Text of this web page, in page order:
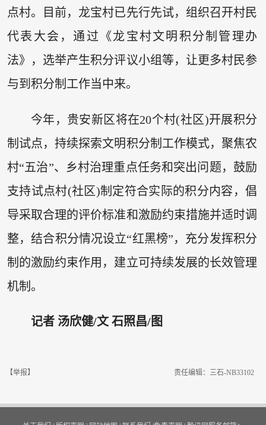
点村。目前，龙宝村已先行先试，组织召开村民
代表大会，通过《龙宝村文明积分制管理办
法》，选举产生积分评议小组等，让更多村民参
与到积分制工作当中来。
今年，贵安新区将在20个村(社区)开展积分
制试点，持续探索文明积分制工作模式，聚焦农
村“五治”、乡村治理重点任务和突出问题，鼓励
支持试点村(社区)制定符合实际的积分内容，倡
导采取合理的评价标准和激励约束措施并适时调
整，结合积分情况设立“红黑榜”，充分发挥积分
制的激励约束作用，建立可持续发展的长效管理
机制。
记者 汤欣健/文 石照昌/图
【举报】 责任编辑：三石-NB33102